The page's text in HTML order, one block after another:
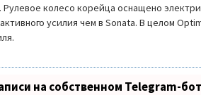
Рулевое колесо корейца оснащено
усилия чем в Sonata. В целом
на собственном Telegram-